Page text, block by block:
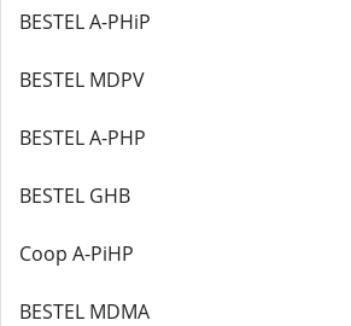
BESTEL A-PHiP
BESTEL MDPV
BESTEL A-PHP
BESTEL GHB
Coop A-PiHP
BESTEL MDMA